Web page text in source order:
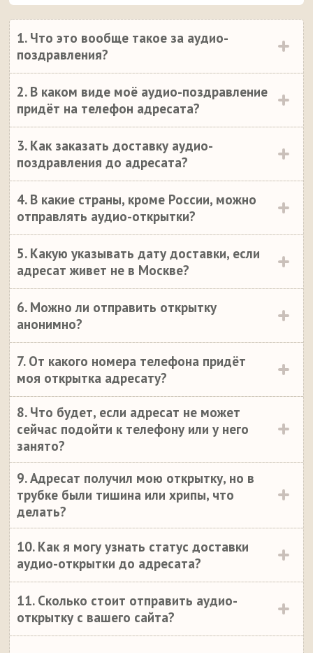
1. Что это вообще такое за аудио-
поздравления?
2. В каком виде моё аудио-поздравление
придёт на телефон адресата?
3. Как заказать доставку аудио-
поздравления до адресата?
4. В какие страны, кроме России, можно
отправлять аудио-открытки?
5. Какую указывать дату доставки, если
адресат живет не в Москве?
6. Можно ли отправить открытку
анонимно?
7. От какого номера телефона придёт
моя открытка адресату?
8. Что будет, если адресат не может
сейчас подойти к телефону или у него
занято?
9. Адресат получил мою открытку, но в
трубке были тишина или хрипы, что
делать?
10. Как я могу узнать статус доставки
аудио-открытки до адресата?
11. Сколько стоит отправить аудио-
открытку с вашего сайта?